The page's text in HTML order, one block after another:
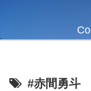
#赤間勇斗